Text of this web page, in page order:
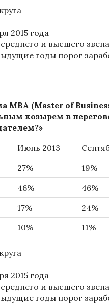
2015 года
и высшего
годы порог
MBA (Master of
козырем в
Июнь 2013
27%
19%
46%
46%
17%
24%
10% 11%
2015 года
и высшего
годы порог